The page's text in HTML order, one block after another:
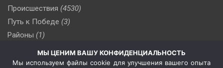
Происшествия (4530)
Путь к Победе (3)
Районы (1)
(509)
Сельское хозяйство (3)
МЫ ЦЕНИМ ВАШУ КОНФИДЕНЦИАЛЬНОСТЬ
Мы используем файлы cookie для улучшения вашего опыта